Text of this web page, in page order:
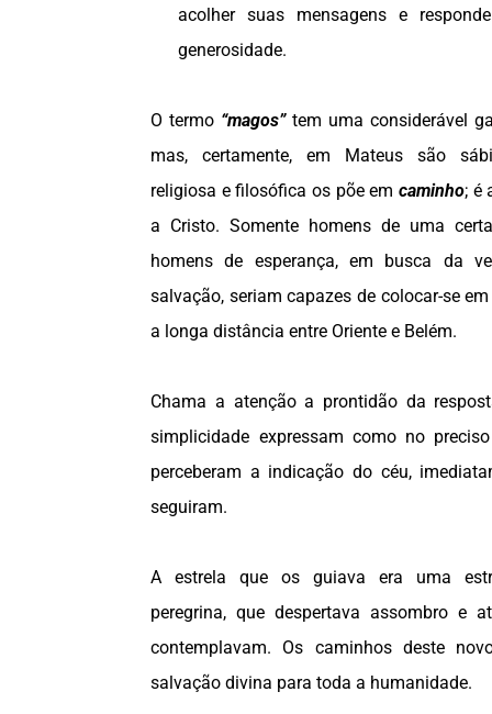
acolher suas mensagens e
generosidade.
O termo “magos”tem uma considerável
mas, certamente, em Mateus são
religiosa e filosófica os põe emcaminho; é
a Cristo. Somente homens de uma
homens de esperança, em busca da
salvação, seriam capazes de colocar-se
a longa distância entre Oriente e Belém.
Chama a atenção a prontidão da
simplicidade expressam como no
perceberam a indicação do céu,
seguiram.
A estrela que os guiava era uma
peregrina, que despertava assombro e
contemplavam. Os caminhos deste
salvação divina para toda a humanidade.